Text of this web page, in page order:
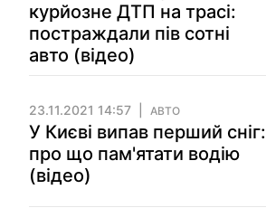
курйозне ДТП на трасі:
постраждали пів сотні
авто (відео)
23.11.2021 14:57 АВТО
У Києві випав перший сніг:
про що пам'ятати водію
(відео)